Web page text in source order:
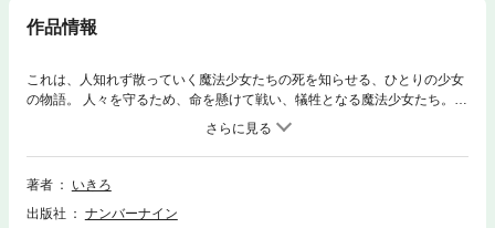
作品情報
これは、人知れず散っていく魔法少女たちの死を知らせる、ひとりの少女
の物語。 人々を守るため、命を懸けて戦い、犠牲となる魔法少女たち。過
酷な戦いの中では、年間数十人もの少女が命を落としている。 白石愛は魔
法少女になった直後、魔物との戦いで心を壊し、魔法が使えなくなったこ
とをきっかけに、戦死者の訃報を伝える「訃報通知課」へ異動して働いて
いた。彼女が担うのは、残された家族に突然の死を告げるという役目。 赴
びだった。己の無力さを痛感し、遺族の絶望や生々しい死という理不尽な
著者
いきろ
出版社
ナンバーナイン